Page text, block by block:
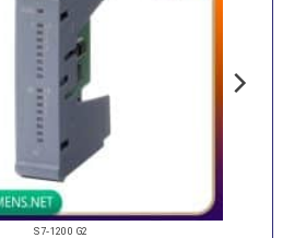
S7-1200 G2